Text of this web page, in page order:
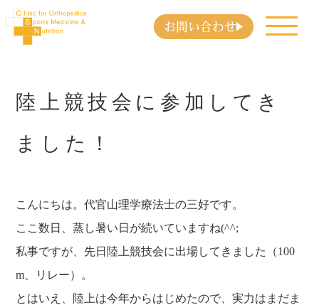
お問い合わせ
陸上競技会に参加してき
ました！
こんにちは。代官山理学療法士の三好です。
ここ数日、蒸し暑い日が続いていますね(^^;
私事ですが、先日陸上競技会に出場してきました（100
m、リレー）。
とはいえ、陸上は今年からはじめたので、実力はまだま